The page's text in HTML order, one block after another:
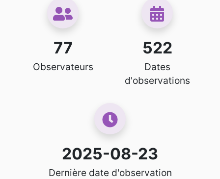
77
Observateurs
522
Dates
d'observations
2025-08-23
Dernière date d'observation